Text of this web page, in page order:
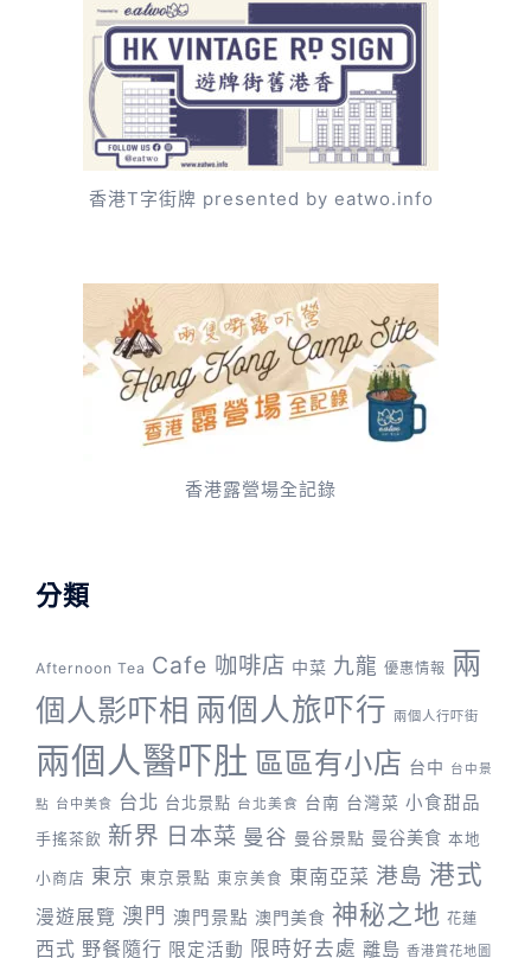
香港T字街牌 presented by eatwo.info
香港露營場全記錄
分類
Afternoon Tea Cafe 咖啡店 中菜 九龍 優惠情報 兩
個人影吓相 兩個人旅吓行 兩個人行吓街
兩個人醫吓肚 區區有小店 台中 台中景
點 台中美食 台北 台北景點 台北美食 台南 台灣菜 小食甜品
手搖茶飲 新界 日本菜 曼谷 曼谷景點 曼谷美食 本地
小商店 東京 東京景點 東京美食 東南亞菜 港島 港式
漫遊展覽 澳門 澳門景點 澳門美食 神秘之地 花蓮
西式 野餐隨行 限定活動 限時好去處 離島 香港賞花地圖